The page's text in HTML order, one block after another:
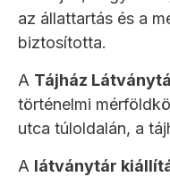
az állattartás és a
biztosította.
A Tájház
történelmi
utca túloldalán, a
A látványtár